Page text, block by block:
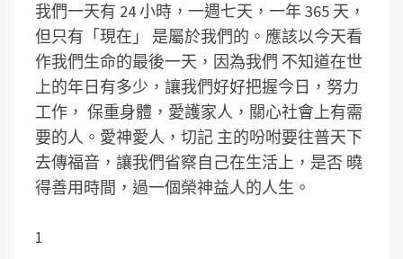
我們一天有 24 小時，一週七天，一年 365 天，
但只有「現在」 是屬於我們的。應該以今天看
作我們生命的最後一天，因為我們 不知道在世
上的年日有多少，讓我們好好把握今日，努力
工作， 保重身體，愛護家人，關心社會上有需
要的人。愛神愛人，切記 主的吩咐要往普天下
去傳福音，讓我們省察自己在生活上，是否 曉
得善用時間，過一個榮神益人的人生。
1